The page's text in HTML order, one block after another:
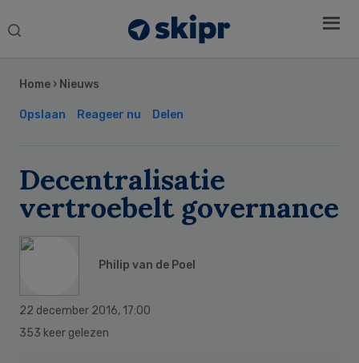
Search
Home › Nieuws
Opslaan Reageer nu Delen
Decentralisatie
vertroebelt governance
Philip van de Poel
22 december 2016, 17:00
353 keer gelezen
Sidebar